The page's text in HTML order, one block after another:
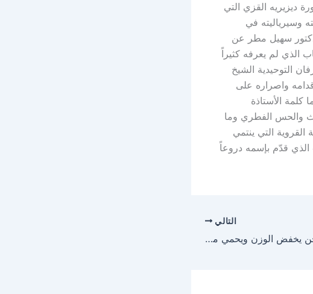
ديزيريه القزي التي
وسيرياليته في
سهيل مطر عن
لم يعرفه كثيراً
التوحيدية الشيخ
واصراره على
كلمة الأستاذة
والحس الفطري وما
القروية التي ينتمي
الذي قدّم بإسمه دروعاً
التالي
الحمّام الساخن يخفض الوزن ويحمي من مرض السكري